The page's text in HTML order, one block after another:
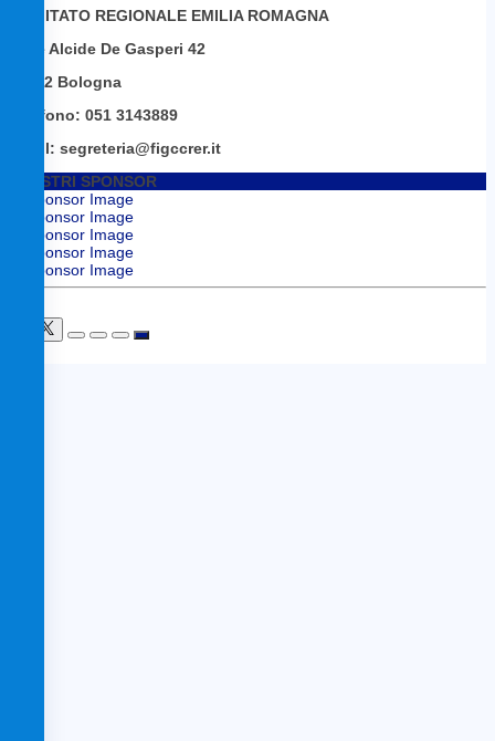
COMITATO REGIONALE EMILIA ROMAGNA
Viale Alcide De Gasperi 42
40132 Bologna
Telefono: 051 3143889
Email: segreteria@figccrer.it
I NOSTRI SPONSOR